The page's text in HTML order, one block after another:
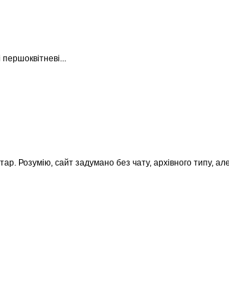
Розумію, сайт задумано без чату, архівного типу,